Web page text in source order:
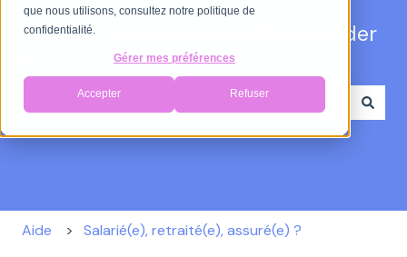
que nous utilisons, consultez notre politique de
confidentialité.
Gérer mes préférences
Accepter Refuser
Bonjour. Comment puis-je vous aider
Il n'y a aucune suggestion car le champ de
Aide Salarié(e), retraité(e), assuré(e) ?